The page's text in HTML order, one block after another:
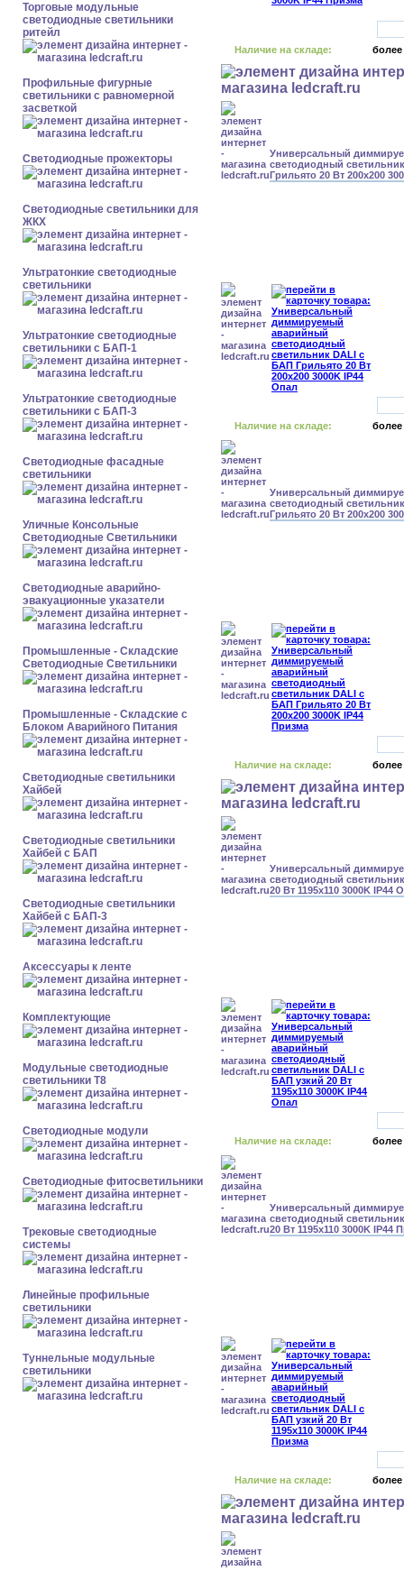
Торговые модульные
светодиодные светильники
ритейл
Профильные фигурные
светильники с равномерной
засветкой
Светодиодные прожекторы
Светодиодные светильники для
ЖКХ
Ультратонкие светодиодные
светильники
Ультратонкие светодиодные
светильники с БАП-1
Ультратонкие светодиодные
светильники с БАП-3
Светодиодные фасадные
светильники
Уличные Консольные
Светодиодные Светильники
Светодиодные аварийно-
эвакуационные указатели
Промышленные - Складские
Светодиодные Светильники
Промышленные - Складские с
Блоком Аварийного Питания
Светодиодные светильники
Хайбей
Светодиодные светильники
Хайбей с БАП
Светодиодные светильники
Хайбей с БАП-3
Аксессуары к ленте
Комплектующие
Модульные светодиодные
светильники Т8
Светодиодные модули
Светодиодные фитосветильники
Трековые светодиодные
системы
Линейные профильные
светильники
Туннельные модульные
светильники
Наличие на складе: более
Универсальный
светодиодный
Грильято 20 Вт 200x200
Наличие на складе: более
Универсальный
светодиодный
Грильято 20 Вт 200x200
Наличие на складе: более
Универсальный
светодиодный
20 Вт 1195x110 3000K IP44
Наличие на складе: более
Универсальный
светодиодный
20 Вт 1195x110 3000K IP44
Наличие на складе: более